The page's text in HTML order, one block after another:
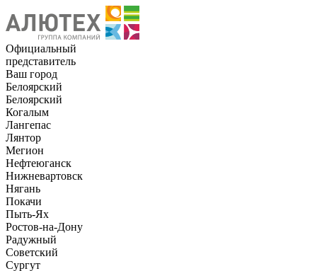
Официальный
представитель
Ваш город
Белоярский
Белоярский
Когалым
Лангепас
Лянтор
Мегион
Нефтеюганск
Нижневартовск
Нягань
Покачи
Пыть-Ях
Рoстов-на-Дону
Радужный
Советский
Сургут